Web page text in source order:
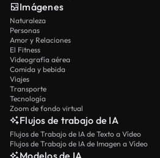
Imágenes
Naturaleza
Personas
Amor y Relaciones
El Fitness
Videografía aérea
Comida y bebida
Viajes
Transporte
Tecnología
Zoom de fondo virtual
Flujos de trabajo de IA
Flujos de Trabajo de IA de Texto a Vídeo
Flujos de Trabajo de IA de Imagen a Vídeo
Modelos de IA